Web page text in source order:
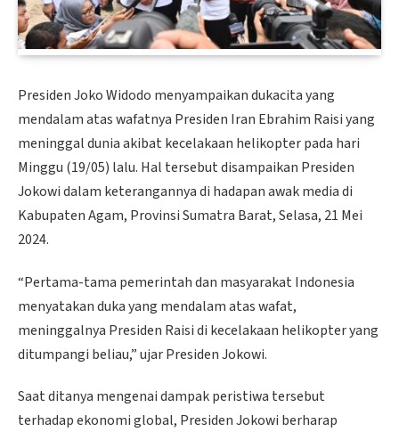
Presiden Joko Widodo menyampaikan dukacita yang
mendalam atas wafatnya Presiden Iran Ebrahim Raisi yang
meninggal dunia akibat kecelakaan helikopter pada hari
Minggu (19/05) lalu. Hal tersebut disampaikan Presiden
Jokowi dalam keterangannya di hadapan awak media di
Kabupaten Agam, Provinsi Sumatra Barat, Selasa, 21 Mei
2024.
“Pertama-tama pemerintah dan masyarakat Indonesia
menyatakan duka yang mendalam atas wafat,
meninggalnya Presiden Raisi di kecelakaan helikopter yang
ditumpangi beliau,” ujar Presiden Jokowi.
Saat ditanya mengenai dampak peristiwa tersebut
terhadap ekonomi global, Presiden Jokowi berharap